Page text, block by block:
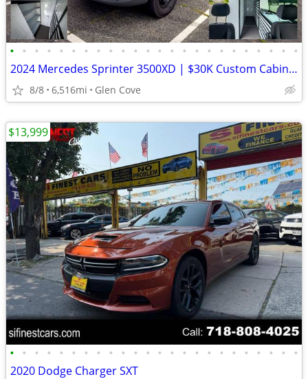
• • • • • • • • • • • • • • • • • • • • • • • •
2024 Mercedes Sprinter 3500XD | $30K Custom Cabinets | 6,516 Miles
8/8 6,516mi Glen Cove
• • • • • • • • • • • • • • • • • • • • • • • •
2020 Dodge Charger SXT
$13,999